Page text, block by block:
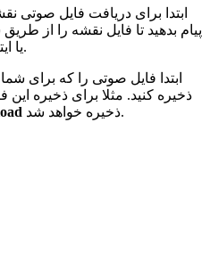
ابتدا برای دریافت فایل
پیام بدهید تا فایل نقشه را از
یا ایتا یا بله یا ... برای شما ارسال کند.
ابتدا فایل صوتی را که برای
ذخیره کنید. مثلا برای ذخیره این
ذخیره خواهد شد.